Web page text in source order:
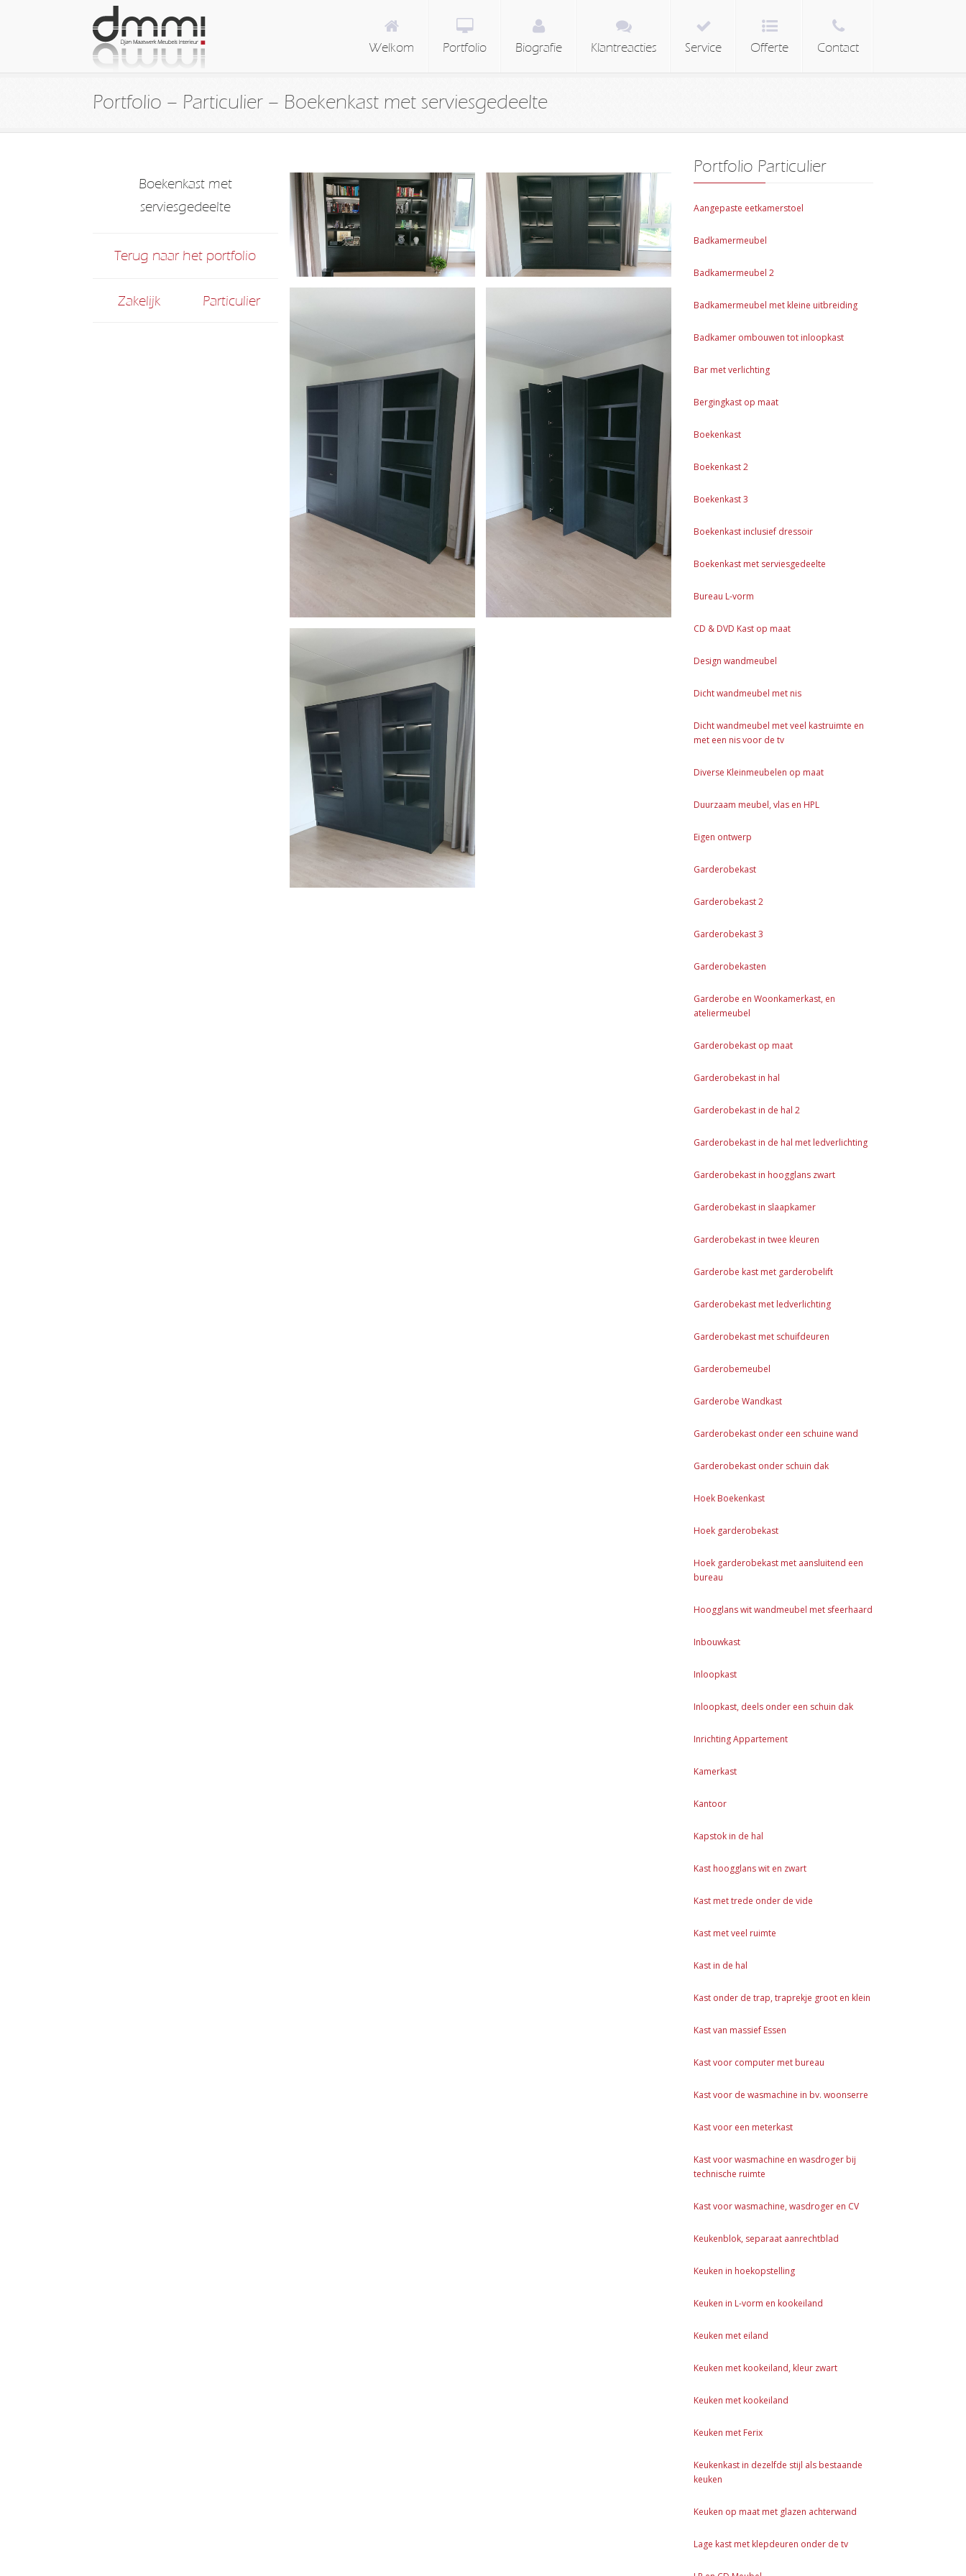
Welkom Portfolio Biografie Klantreacties Service Offerte Contact
Portfolio – Particulier – Boekenkast met serviesgedeelte
Boekenkast met
serviesgedeelte
Terug naar het portfolio
Zakelijk Particulier
Portfolio Particulier
Aangepaste eetkamerstoel
Badkamermeubel
Badkamermeubel 2
Badkamermeubel met kleine uitbreiding
Badkamer ombouwen tot inloopkast
Bar met verlichting
Bergingkast op maat
Boekenkast
Boekenkast 2
Boekenkast 3
Boekenkast inclusief dressoir
Boekenkast met serviesgedeelte
Bureau L-vorm
CD & DVD Kast op maat
Design wandmeubel
Dicht wandmeubel met nis
Dicht wandmeubel met veel kastruimte en
met een nis voor de tv
Diverse Kleinmeubelen op maat
Duurzaam meubel, vlas en HPL
Eigen ontwerp
Garderobekast
Garderobekast 2
Garderobekast 3
Garderobekasten
Garderobe en Woonkamerkast, en
ateliermeubel
Garderobekast op maat
Garderobekast in hal
Garderobekast in de hal 2
Garderobekast in de hal met ledverlichting
Garderobekast in hoogglans zwart
Garderobekast in slaapkamer
Garderobekast in twee kleuren
Garderobe kast met garderobelift
Garderobekast met ledverlichting
Garderobekast met schuifdeuren
Garderobemeubel
Garderobe Wandkast
Garderobekast onder een schuine wand
Garderobekast onder schuin dak
Hoek Boekenkast
Hoek garderobekast
Hoek garderobekast met aansluitend een
bureau
Hoogglans wit wandmeubel met sfeerhaard
Inbouwkast
Inloopkast
Inloopkast, deels onder een schuin dak
Inrichting Appartement
Kamerkast
Kantoor
Kapstok in de hal
Kast hoogglans wit en zwart
Kast met trede onder de vide
Kast met veel ruimte
Kast in de hal
Kast onder de trap, traprekje groot en klein
Kast van massief Essen
Kast voor computer met bureau
Kast voor de wasmachine in bv. woonserre
Kast voor een meterkast
Kast voor wasmachine en wasdroger bij
technische ruimte
Kast voor wasmachine, wasdroger en CV
Keukenblok, separaat aanrechtblad
Keuken in hoekopstelling
Keuken in L-vorm en kookeiland
Keuken met eiland
Keuken met kookeiland, kleur zwart
Keuken met kookeiland
Keuken met Ferix
Keukenkast in dezelfde stijl als bestaande
keuken
Keuken op maat met glazen achterwand
Lage kast met klepdeuren onder de tv